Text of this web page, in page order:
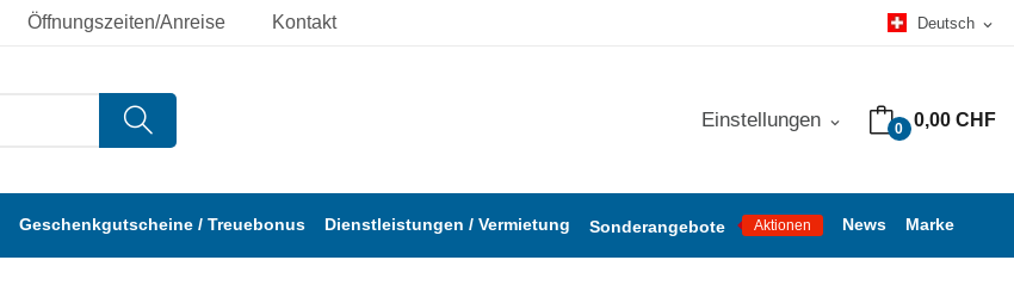
Öffnungszeiten/Anreise Kontakt Deutsch expand_more
0 0,00 CHF
Einstellungen expand_more
Geschenkgutscheine / Treuebonus Dienstleistungen / Vermietung Sonderangebote Aktionen News Marke